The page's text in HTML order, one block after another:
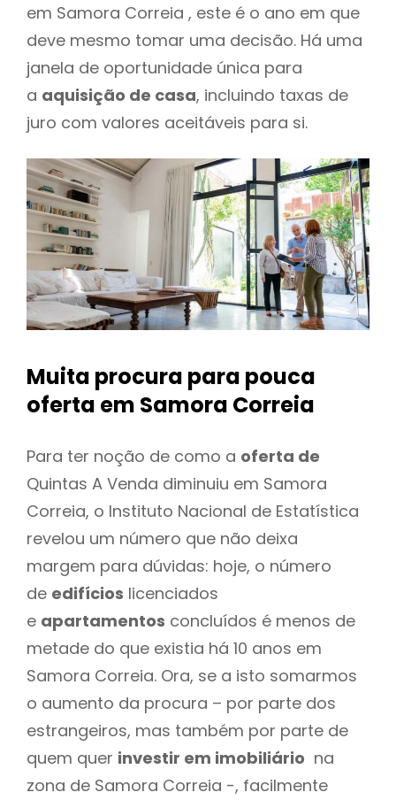
em Samora Correia , este é o ano em que
deve mesmo tomar uma decisão. Há uma
janela de oportunidade única para
a aquisição de casa, incluindo taxas de
juro com valores aceitáveis para si.
Muita procura para pouca
oferta em Samora Correia
Para ter noção de como a oferta de
Quintas A Venda diminuiu em Samora
Correia, o Instituto Nacional de Estatística
revelou um número que não deixa
margem para dúvidas: hoje, o número
de edifícios licenciados
e apartamentos concluídos é menos de
metade do que existia há 10 anos em
Samora Correia. Ora, se a isto somarmos
o aumento da procura – por parte dos
estrangeiros, mas também por parte de
quem quer investir em imobiliário na
zona de Samora Correia -, facilmente